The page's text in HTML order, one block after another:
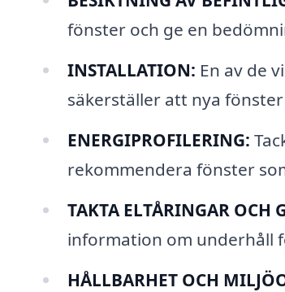
fönster och ge en
INSTALLATION: En av de
säkerställer att nya
ENERGIPROFILERING:
rekommendera fönster
TAKTA ELTÅRINGAR OCH
information om underhåll
HÅLLBARHET OCH